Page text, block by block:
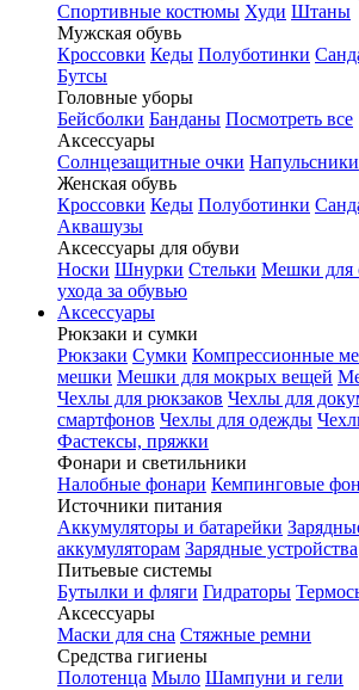
Спортивные костюмы Худи Штаны
Мужская обувь
Кроссовки Кеды Полуботинки
Бутсы
Головные уборы
Бейсболки Банданы Посмотреть все
Аксессуары
Солнцезащитные очки Напульсники
Женская обувь
Кроссовки Кеды Полуботинки
Аквашузы
Аксессуары для обуви
Носки Шнурки Стельки Мешки для
ухода за обувью
Аксессуары
Рюкзаки и сумки
Рюкзаки Сумки Компрессионные
мешки Мешки для мокрых вещей
Чехлы для рюкзаков Чехлы для
смартфонов Чехлы для одежды
Фастексы, пряжки
Фонари и светильники
Налобные фонари Кемпинговые
Источники питания
Аккумуляторы и батарейки
аккумуляторам Зарядные устройства
Питьевые системы
Бутылки и фляги Гидраторы
Аксессуары
Маски для сна Стяжные ремни
Средства гигиены
Полотенца Мыло Шампуни и гели